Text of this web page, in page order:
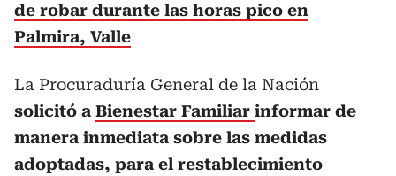
de robar durante las horas pico en
Palmira, Valle
La Procuraduría General de la Nación
solicitó a Bienestar Familiar informar de
manera inmediata sobre las medidas
adoptadas, para el restablecimiento